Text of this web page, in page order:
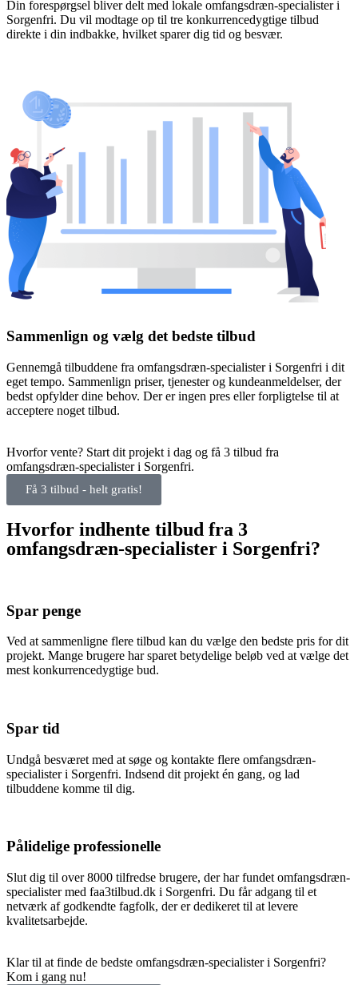
Din forespørgsel bliver delt med lokale omfangsdræn-specialister i
Sorgenfri. Du vil modtage op til tre konkurrencedygtige tilbud
direkte i din indbakke, hvilket sparer dig tid og besvær.
Sammenlign og vælg det bedste tilbud
Gennemgå tilbuddene fra omfangsdræn-specialister i Sorgenfri i dit
eget tempo. Sammenlign priser, tjenester og kundeanmeldelser, der
bedst opfylder dine behov. Der er ingen pres eller forpligtelse til at
acceptere noget tilbud.
Hvorfor vente? Start dit projekt i dag og få 3 tilbud fra
omfangsdræn-specialister i Sorgenfri.
Få 3 tilbud - helt gratis!
Hvorfor indhente tilbud fra 3
omfangsdræn-specialister i Sorgenfri?
Spar penge
Ved at sammenligne flere tilbud kan du vælge den bedste pris for dit
projekt. Mange brugere har sparet betydelige beløb ved at vælge det
mest konkurrencedygtige bud.
Spar tid
Undgå besværet med at søge og kontakte flere omfangsdræn-
specialister i Sorgenfri. Indsend dit projekt én gang, og lad
tilbuddene komme til dig.
Pålidelige professionelle
Slut dig til over 8000 tilfredse brugere, der har fundet omfangsdræn-
specialister med faa3tilbud.dk i Sorgenfri. Du får adgang til et
netværk af godkendte fagfolk, der er dedikeret til at levere
kvalitetsarbejde.
Klar til at finde de bedste omfangsdræn-specialister i Sorgenfri?
Kom i gang nu!